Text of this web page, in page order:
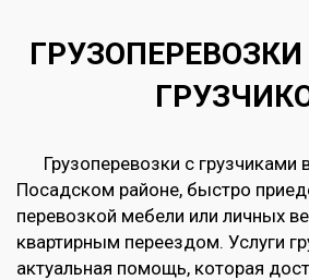
Грузоперевозки с грузчиками
Посадском районе, быстро
перевозкой мебели или личных
квартирным переездом. Услуги
актуальная помощь, которая